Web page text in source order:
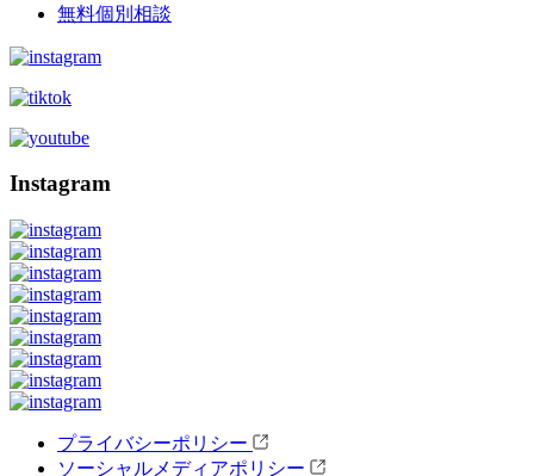
無料個別相談
Instagram
プライバシーポリシー
ソーシャルメディアポリシー